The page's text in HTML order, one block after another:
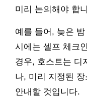
미리 논의해야 합
예를 들어, 늦은
시에는 셀프 체크
경우, 호스트는 디
나, 미리 지정된
안내할 것입니다.